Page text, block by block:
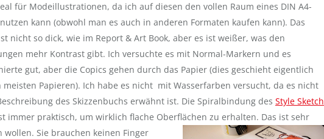
für Modeillustrationen, da ich auf diesen den vollen Raum eines DIN A4-
kann (obwohl man es auch in anderen Formaten kaufen kann). Das
nicht so dick, wie im Report & Art Book, aber es ist weißer, was den
mehr Kontrast gibt. Ich versuchte es mit Normal-Markern und es
gut, aber die Copics gehen durch das Papier (dies geschieht eigentlich
meisten Papieren). Ich habe es nicht mit Wasserfarben versucht, da es nicht
des Skizzenbuchs erwähnt ist. Die Spiralbindung des Style Sketch
immer praktisch, um wirklich flache Oberflächen zu erhalten. Das ist sehr
wollen. Sie brauchen keinen Finger